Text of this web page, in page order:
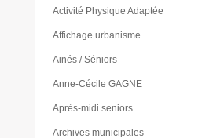
Activité Physique Adaptée
Affichage urbanisme
Ainés / Séniors
Anne-Cécile GAGNE
Après-midi seniors
Archives municipales